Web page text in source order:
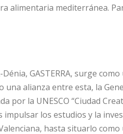
alimentaria mediterránea.
GASTERRA, surge
una alianza entre esta, la
por la UNESCO “Ciudad
impulsar los estudios y la
hasta situarlo